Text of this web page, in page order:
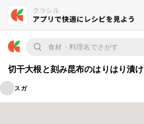
切干大根と刻み昆布のはりはり漬け
スガ